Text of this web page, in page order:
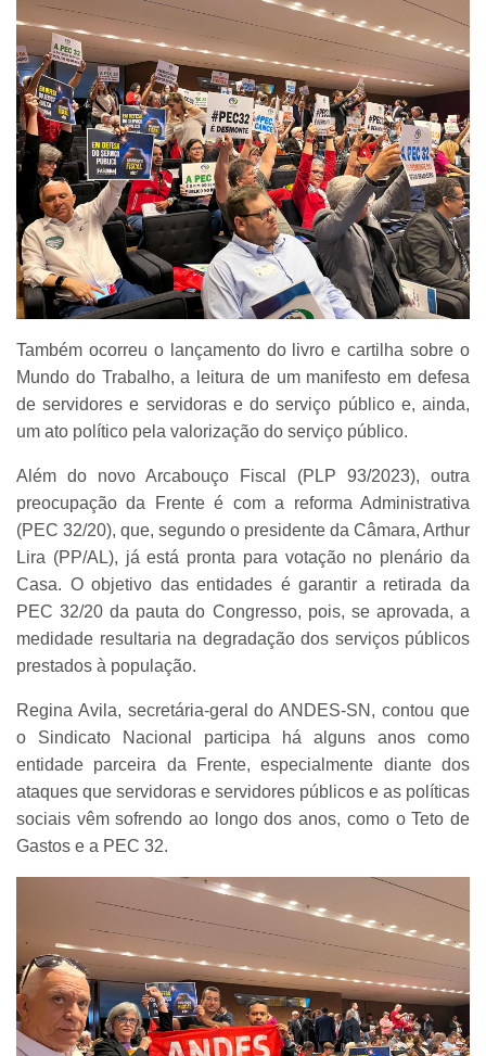
Também ocorreu o lançamento do livro e cartilha sobre o
Mundo do Trabalho, a leitura de um manifesto em defesa
de servidores e servidoras e do serviço público e, ainda,
um ato político pela valorização do serviço público.
Além do novo Arcabouço Fiscal (PLP 93/2023), outra
preocupação da Frente é com a reforma Administrativa
(PEC 32/20), que, segundo o presidente da Câmara, Arthur
Lira (PP/AL), já está pronta para votação no plenário da
Casa. O objetivo das entidades é garantir a retirada da
PEC 32/20 da pauta do Congresso, pois, se aprovada, a
medidade resultaria na degradação dos serviços públicos
prestados à população.
Regina Avila, secretária-geral do ANDES-SN, contou que
o Sindicato Nacional participa há alguns anos como
entidade parceira da Frente, especialmente diante dos
ataques que servidoras e servidores públicos e as políticas
sociais vêm sofrendo ao longo dos anos, como o Teto de
Gastos e a PEC 32.